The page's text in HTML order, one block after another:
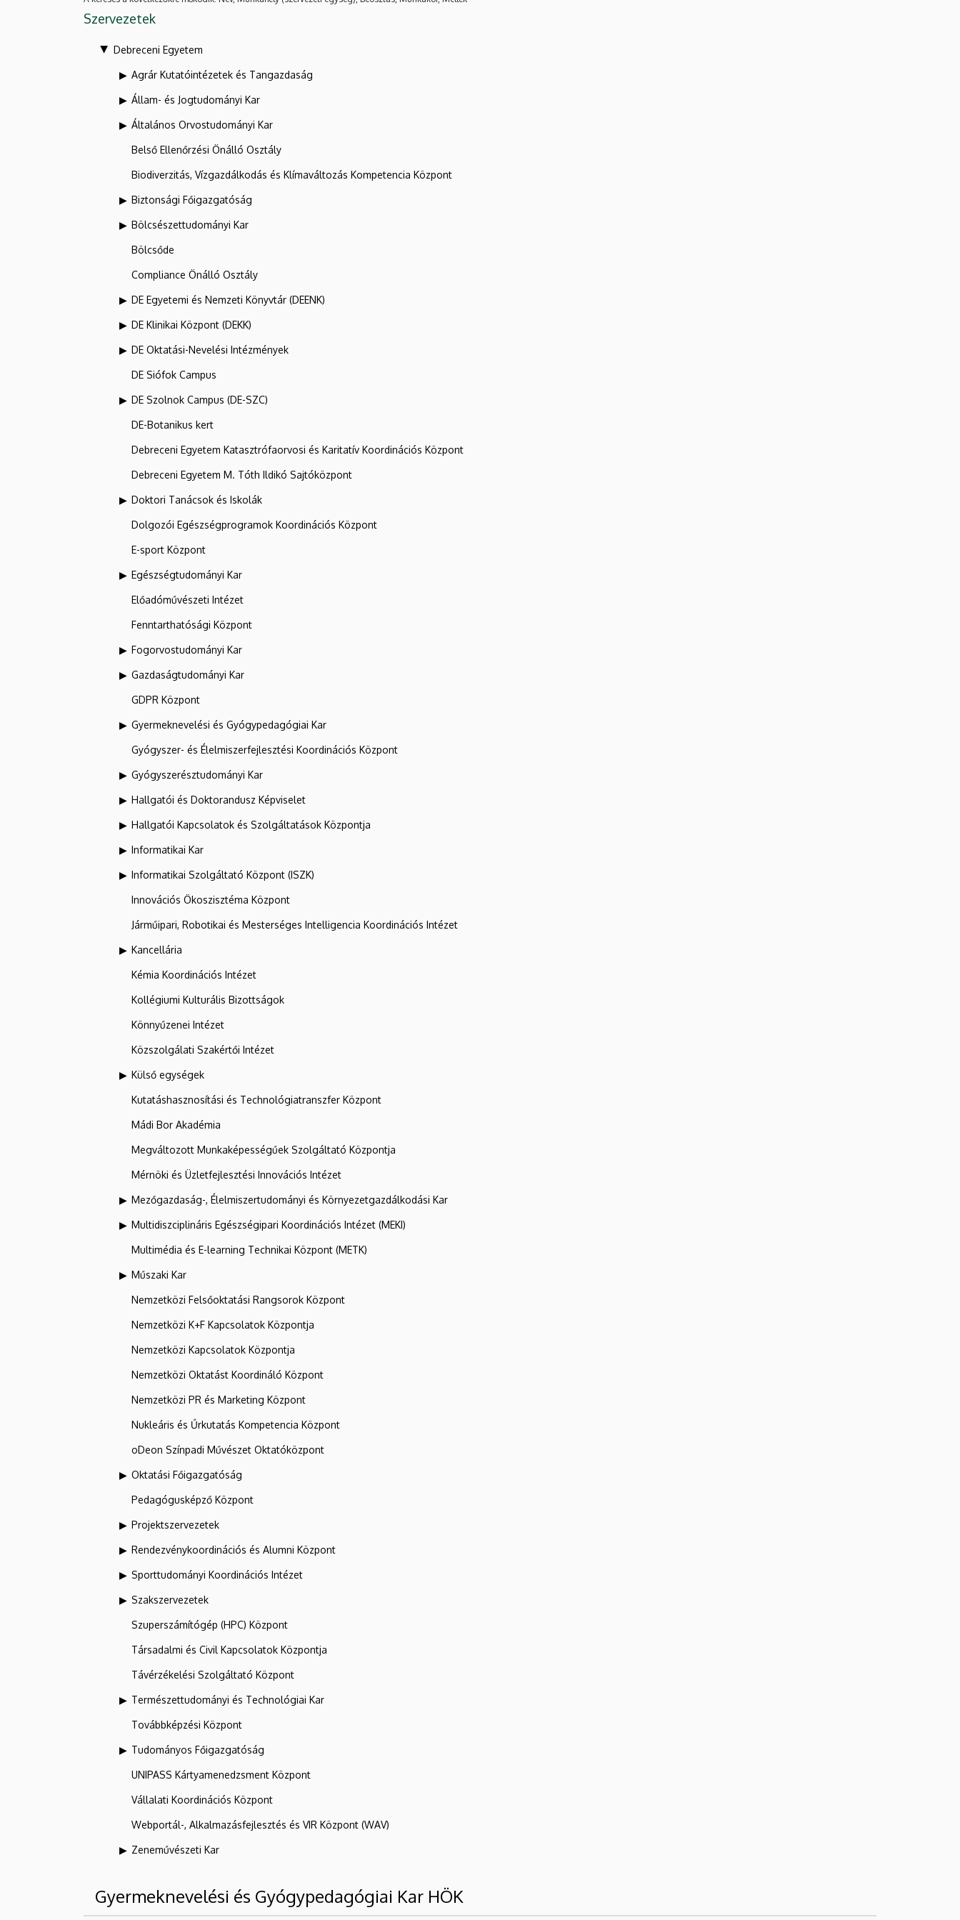
Szervezetek
Debreceni Egyetem
Agrár Kutatóintézetek és Tangazdaság
Állam- és Jogtudományi Kar
Általános Orvostudományi Kar
Belső Ellenőrzési Önálló Osztály
Biodiverzitás, Vízgazdálkodás és Klímaváltozás Kompetencia Központ
Biztonsági Főigazgatóság
Bölcsészettudományi Kar
Bölcsőde
Compliance Önálló Osztály
DE Egyetemi és Nemzeti Könyvtár (DEENK)
DE Klinikai Központ (DEKK)
DE Oktatási-Nevelési Intézmények
DE Siófok Campus
DE Szolnok Campus (DE-SZC)
DE-Botanikus kert
Debreceni Egyetem Katasztrófaorvosi és Karitatív Koordinációs Központ
Debreceni Egyetem M. Tóth Ildikó Sajtóközpont
Doktori Tanácsok és Iskolák
Dolgozói Egészségprogramok Koordinációs Központ
E-sport Központ
Egészségtudományi Kar
Előadóművészeti Intézet
Fenntarthatósági Központ
Fogorvostudományi Kar
Gazdaságtudományi Kar
GDPR Központ
Gyermeknevelési és Gyógypedagógiai Kar
Gyógyszer- és Élelmiszerfejlesztési Koordinációs Központ
Gyógyszerésztudományi Kar
Hallgatói és Doktorandusz Képviselet
Hallgatói Kapcsolatok és Szolgáltatások Központja
Informatikai Kar
Informatikai Szolgáltató Központ (ISZK)
Innovációs Ökoszisztéma Központ
Járműipari, Robotikai és Mesterséges Intelligencia Koordinációs Intézet
Kancellária
Kémia Koordinációs Intézet
Kollégiumi Kulturális Bizottságok
Könnyűzenei Intézet
Közszolgálati Szakértői Intézet
Külső egységek
Kutatáshasznosítási és Technológiatranszfer Központ
Mádi Bor Akadémia
Megváltozott Munkaképességűek Szolgáltató Központja
Mérnöki és Üzletfejlesztési Innovációs Intézet
Mezőgazdaság-, Élelmiszertudományi és Környezetgazdálkodási Kar
Multidiszciplináris Egészségipari Koordinációs Intézet (MEKI)
Multimédia és E-learning Technikai Központ (METK)
Műszaki Kar
Nemzetközi Felsőoktatási Rangsorok Központ
Nemzetközi K+F Kapcsolatok Központja
Nemzetközi Kapcsolatok Központja
Nemzetközi Oktatást Koordináló Központ
Nemzetközi PR és Marketing Központ
Nukleáris és Űrkutatás Kompetencia Központ
oDeon Színpadi Művészet Oktatóközpont
Oktatási Főigazgatóság
Pedagógusképző Központ
Projektszervezetek
Rendezvénykoordinációs és Alumni Központ
Sporttudományi Koordinációs Intézet
Szakszervezetek
Szuperszámítógép (HPC) Központ
Társadalmi és Civil Kapcsolatok Központja
Távérzékelési Szolgáltató Központ
Természettudományi és Technológiai Kar
Továbbképzési Központ
Tudományos Főigazgatóság
UNIPASS Kártyamenedzsment Központ
Vállalati Koordinációs Központ
Webportál-, Alkalmazásfejlesztés és VIR Központ (WAV)
Zeneművészeti Kar
Gyermeknevelési és Gyógypedagógiai Kar HÖK